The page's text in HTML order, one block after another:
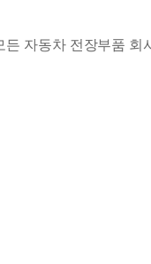
자동차 전장부품 회